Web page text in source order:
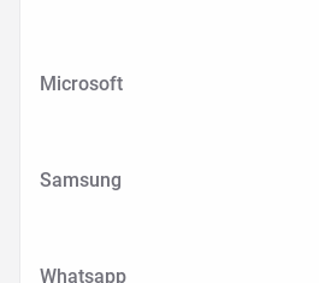
Microsoft
Samsung
Whatsapp